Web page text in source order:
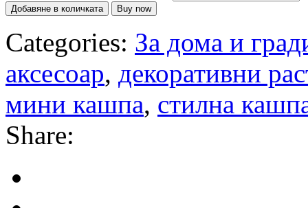
Добавяне в количката Buy now
Categories: За дома и
аксесоар, декоративни
мини кашпа, стилна
Share: